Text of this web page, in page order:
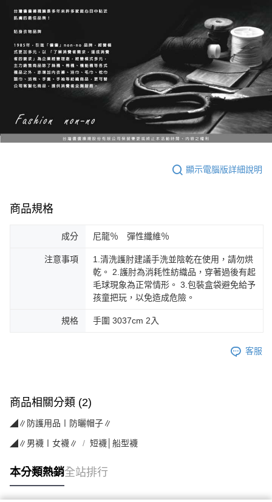
顯示電腦版詳細說明
商品規格
成分 尼龍％ 彈性纖維％
注意事項
1.清洗護肘建議手洗並陰乾在使用，請勿烘
乾。 2.護肘為消耗性紡織品，穿著過後有起
毛球現象為正常情形。 3.包裝盒袋避免給予
孩童把玩，以免造成危險。
規格 手圍 3037cm 2入
客服
商品相關分類 (2)
◢∥防護用品〡防曬帽子∥
◢∥男襪〡女襪∥ 短襪│船型襪
本分類熱銷全站排行